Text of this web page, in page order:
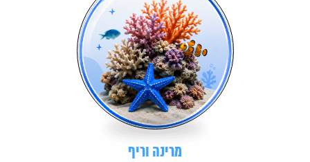
מרינה וריף